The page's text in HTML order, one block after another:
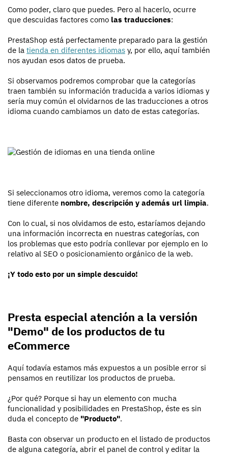
Como poder, claro que puedes. Pero al hacerlo, ocurre
que descuidas factores como las traducciones:
PrestaShop está perfectamente preparado para la gestión
de la tienda en diferentes idiomas y, por ello, aquí también
nos ayudan esos datos de prueba.
Si observamos podremos comprobar que la categorías
traen también su información traducida a varios idiomas y
sería muy común el olvidarnos de las traducciones a otros
idioma cuando cambiamos un dato de estas categorías.
Si seleccionamos otro idioma, veremos como la categoría
tiene diferente nombre, descripción y además url limpia.
Con lo cual, si nos olvidamos de esto, estaríamos dejando
una información incorrecta en nuestras categorías, con
los problemas que esto podría conllevar por ejemplo en lo
relativo al SEO o posicionamiento orgánico de la web.
¡Y todo esto por un simple descuido!
Presta especial atención a la versión
"Demo" de los productos de tu
eCommerce
Aquí todavía estamos más expuestos a un posible error si
pensamos en reutilizar los productos de prueba.
¿Por qué? Porque si hay un elemento con mucha
funcionalidad y posibilidades en PrestaShop, éste es sin
duda el concepto de "Producto".
Basta con observar un producto en el listado de productos
de alguna categoría, abrir el panel de control y editar la